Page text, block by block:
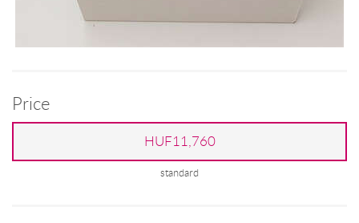
Price
HUF11,760
standard